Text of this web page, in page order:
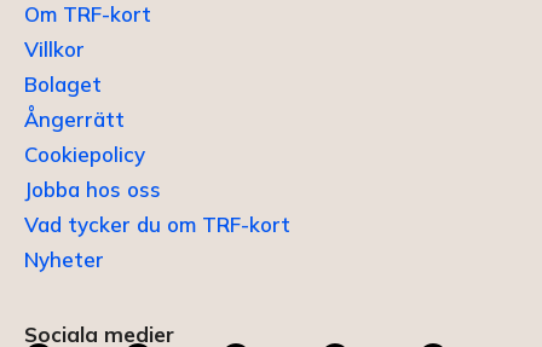
Om TRF-kort
Villkor
Bolaget
Ångerrätt
Cookiepolicy
Jobba hos oss
Vad tycker du om TRF-kort
Nyheter
Sociala medier